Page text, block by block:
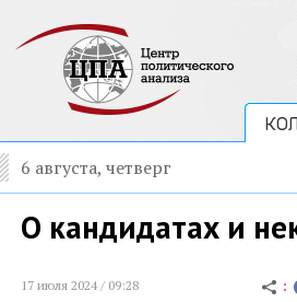
6 августа, четверг
О кандидатах и
17 июля 2024 / 09:28